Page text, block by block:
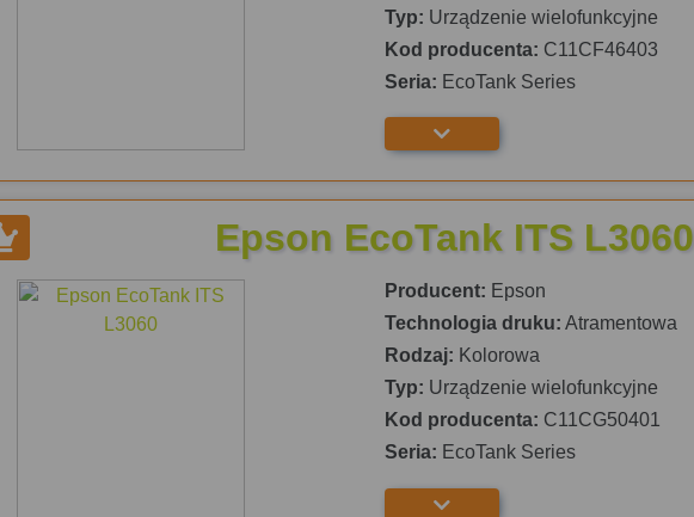
Typ: Urządzenie wielofunkcyjne
Kod producenta: C11CF46403
Seria: EcoTank Series
Epson EcoTank ITS L3060
Producent: Epson
Technologia druku: Atramentowa
Rodzaj: Kolorowa
Typ: Urządzenie wielofunkcyjne
Kod producenta: C11CG50401
Seria: EcoTank Series